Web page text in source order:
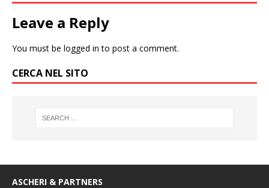
Leave a Reply
You must be logged in to post a comment.
CERCA NEL SITO
ASCHERI & PARTNERS